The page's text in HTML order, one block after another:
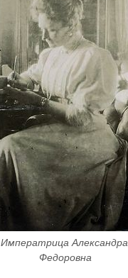
Императрица Александра
Федоровна